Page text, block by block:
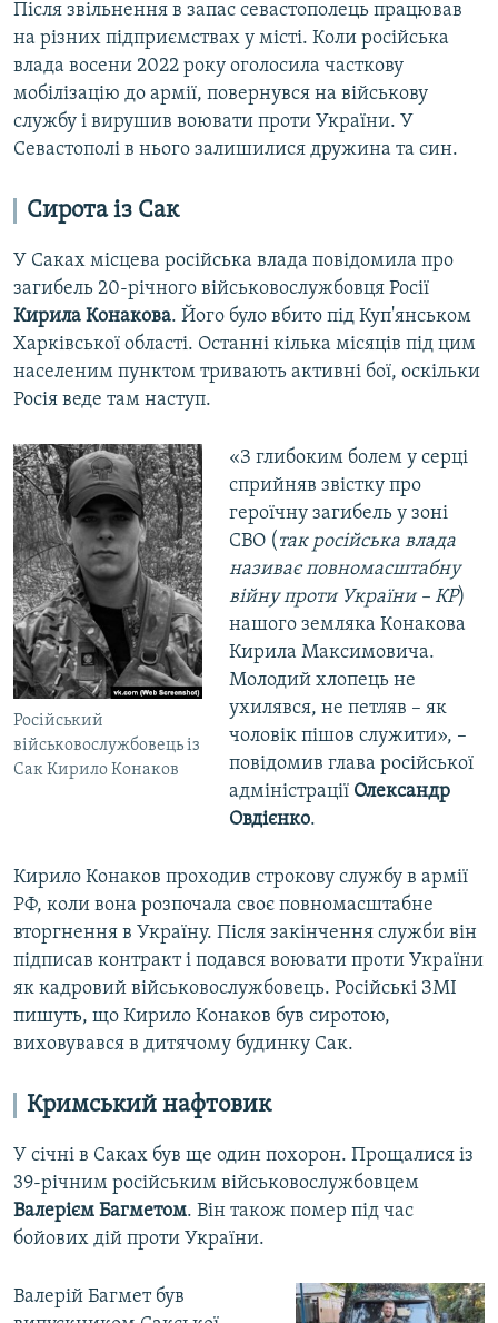
Після звільнення в запас севастополець працював
на різних підприємствах у місті. Коли російська
влада восени 2022 року оголосила часткову
мобілізацію до армії, повернувся на військову
службу і вирушив воювати проти України. У
Севастополі в нього залишилися дружина та син.
Сирота із Сак
У Саках місцева російська влада повідомила про
загибель 20-річного військовослужбовця Росії
Кирила Конакова. Його було вбито під Куп'янськом
Харківської області. Останні кілька місяців під цим
населеним пунктом тривають активні бої, оскільки
Росія веде там наступ.
Російський
військовослужбовець із
Сак Кирило Конаков
«З глибоким болем у серці
сприйняв звістку про
героїчну загибель у зоні
СВО ( так російська влада
називає повномасштабну
війну проти України – КР)
нашого земляка Конакова
Кирила Максимовича.
Молодий хлопець не
ухилявся, не петляв – як
чоловік пішов служити», –
повідомив глава російської
адміністрації Олександр
Овдієнко.
Кирило Конаков проходив строкову службу в армії
РФ, коли вона розпочала своє повномасштабне
вторгнення в Україну. Після закінчення служби він
підписав контракт і подався воювати проти України
як кадровий військовослужбовець. Російські ЗМІ
пишуть, що Кирило Конаков був сиротою,
виховувався в дитячому будинку Сак.
Кримський нафтовик
У січні в Саках був ще один похорон. Прощалися із
39-річним російським військовослужбовцем
Валерієм Багметом. Він також помер під час
бойових дій проти України.
Валерій Багмет був